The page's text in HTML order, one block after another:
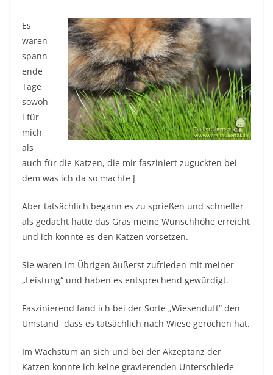
Es
waren
spann
ende
Tage
sowoh
l für
mich
als
auch für die Katzen, die mir fasziniert zuguckten bei
dem was ich da so machte J
Aber tatsächlich begann es zu sprießen und schneller
als gedacht hatte das Gras meine Wunschhöhe erreicht
und ich konnte es den Katzen vorsetzen.
Sie waren im Übrigen äußerst zufrieden mit meiner
„Leistung“ und haben es entsprechend gewürdigt.
Faszinierend fand ich bei der Sorte „Wiesenduft“ den
Umstand, dass es tatsächlich nach Wiese gerochen hat.
Im Wachstum an sich und bei der Akzeptanz der
Katzen konnte ich keine gravierenden Unterschiede